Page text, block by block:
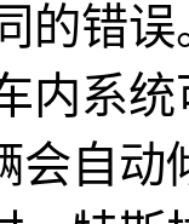
的错
内系
会自